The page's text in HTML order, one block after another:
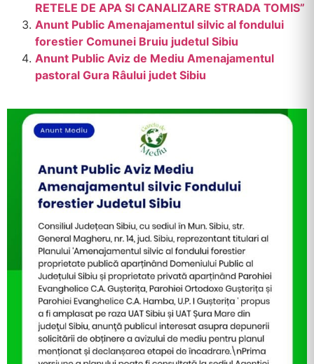
RETELE DE APA SI CANALIZARE STRADA TOMIS”
Anunt Public Amenajamentul silvic al fondului
forestier Comunei Bruiu judetul Sibiu
Anunt Public Aviz de Mediu Amenajamentul
pastoral Gura Râului judet Sibiu